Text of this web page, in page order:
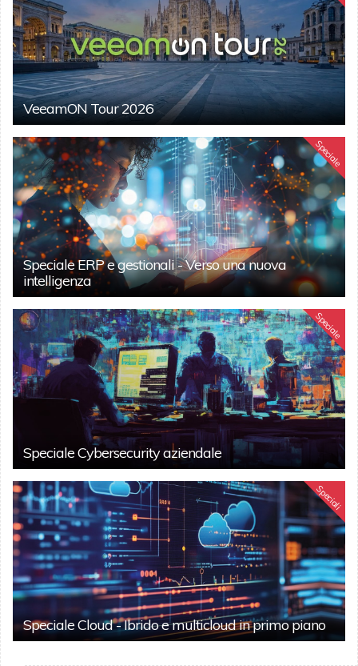
VeeamON Tour 2026
Speciale
Speciale ERP e gestionali - Verso una nuova
intelligenza
Speciale
Speciale Cybersecurity aziendale
Speciali
Speciale Cloud - Ibrido e multicloud in primo piano